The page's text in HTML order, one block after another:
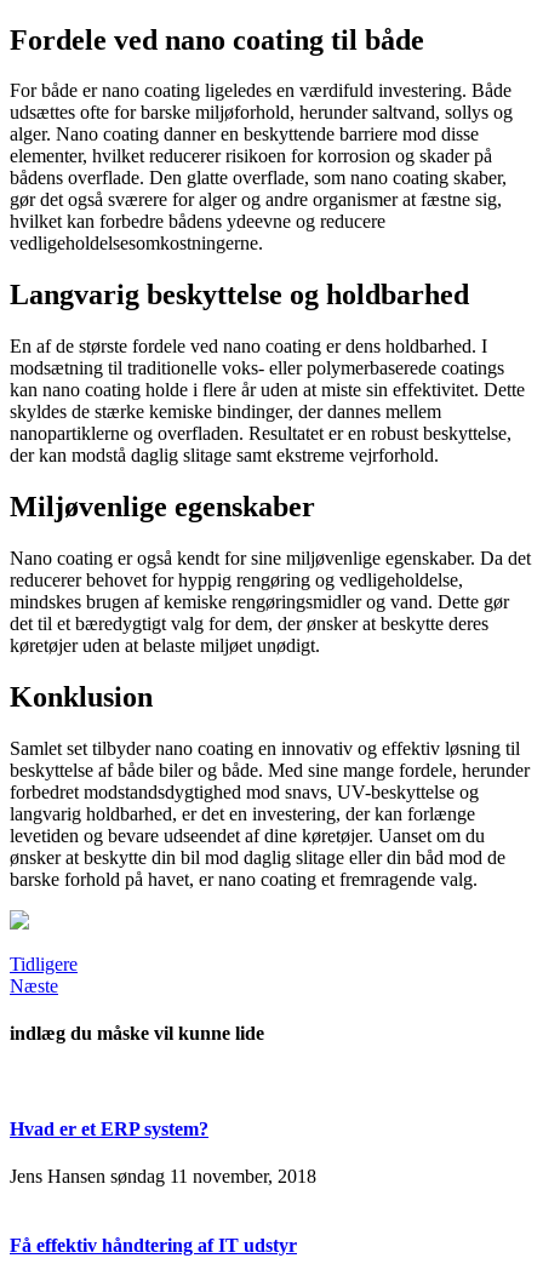
Fordele ved nano coating til både
For både er nano coating ligeledes en værdifuld investering. Både
udsættes ofte for barske miljøforhold, herunder saltvand, sollys og
alger. Nano coating danner en beskyttende barriere mod disse
elementer, hvilket reducerer risikoen for korrosion og skader på
bådens overflade. Den glatte overflade, som nano coating skaber,
gør det også sværere for alger og andre organismer at fæstne sig,
hvilket kan forbedre bådens ydeevne og reducere
vedligeholdelsesomkostningerne.
Langvarig beskyttelse og holdbarhed
En af de største fordele ved nano coating er dens holdbarhed. I
modsætning til traditionelle voks- eller polymerbaserede coatings
kan nano coating holde i flere år uden at miste sin effektivitet. Dette
skyldes de stærke kemiske bindinger, der dannes mellem
nanopartiklerne og overfladen. Resultatet er en robust beskyttelse,
der kan modstå daglig slitage samt ekstreme vejrforhold.
Miljøvenlige egenskaber
Nano coating er også kendt for sine miljøvenlige egenskaber. Da det
reducerer behovet for hyppig rengøring og vedligeholdelse,
mindskes brugen af kemiske rengøringsmidler og vand. Dette gør
det til et bæredygtigt valg for dem, der ønsker at beskytte deres
køretøjer uden at belaste miljøet unødigt.
Konklusion
Samlet set tilbyder nano coating en innovativ og effektiv løsning til
beskyttelse af både biler og både. Med sine mange fordele, herunder
forbedret modstandsdygtighed mod snavs, UV-beskyttelse og
langvarig holdbarhed, er det en investering, der kan forlænge
levetiden og bevare udseendet af dine køretøjer. Uanset om du
ønsker at beskytte din bil mod daglig slitage eller din båd mod de
barske forhold på havet, er nano coating et fremragende valg.
Tidligere
Næste
indlæg du måske vil kunne lide
Hvad er et ERP system?
Jens Hansen søndag 11 november, 2018
Få effektiv håndtering af IT udstyr